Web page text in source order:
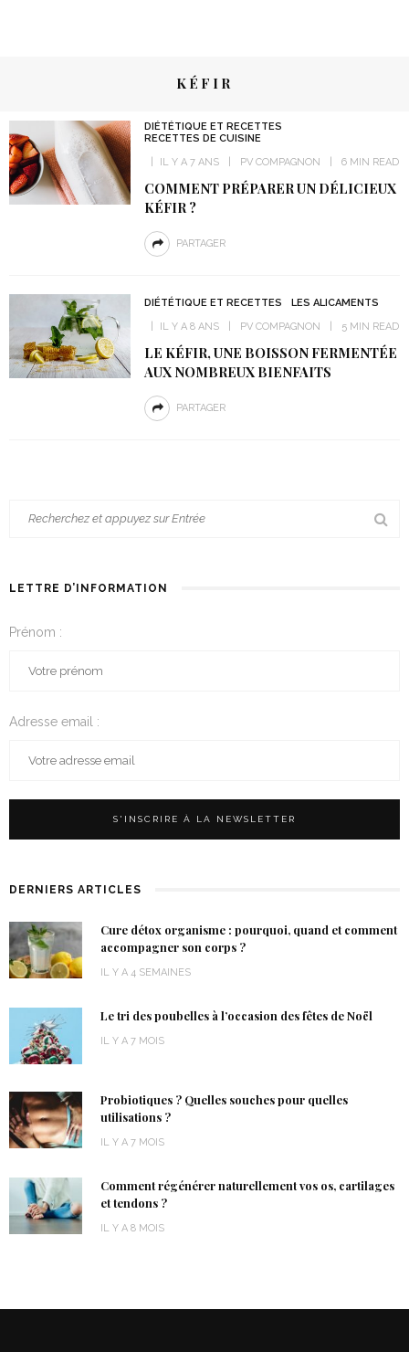
KÉFIR
DIÉTÉTIQUE ET RECETTES
RECETTES DE CUISINE
IL Y A 7 ANS
PV COMPAGNON 6 MIN READ
COMMENT PRÉPARER UN DÉLICIEUX
KÉFIR ?
PARTAGER
DIÉTÉTIQUE ET RECETTES
LES ALICAMENTS
IL Y A 8 ANS
PV COMPAGNON 5 MIN READ
LE KÉFIR, UNE BOISSON FERMENTÉE
AUX NOMBREUX BIENFAITS
PARTAGER
LETTRE D’INFORMATION
Prénom :
Adresse email :
DERNIERS ARTICLES
Cure détox organisme : pourquoi, quand et comment
accompagner son corps ?
IL Y A 4 SEMAINES
Le tri des poubelles à l’occasion des fêtes de Noël
IL Y A 7 MOIS
Probiotiques ? Quelles souches pour quelles
utilisations ?
IL Y A 7 MOIS
Comment régénérer naturellement vos os, cartilages
et tendons ?
IL Y A 8 MOIS